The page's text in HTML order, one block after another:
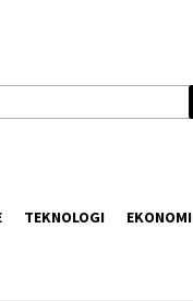
TEKNOLOGI EKONOMI